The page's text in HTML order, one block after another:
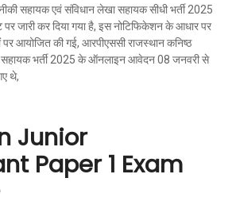
सहायक एवं संविधान लेखा सहायक सीधी भर्ती 2025
जारी कर दिया गया है, इस नोटिफिकेशन के आधार पर
पर आयोजित की गई, आरपीएससी राजस्थान कनिष्ठ
भर्ती 2025 के ऑनलाइन आवेदन 08 जनवरी से
थे,
Junior
Paper 1 Exam